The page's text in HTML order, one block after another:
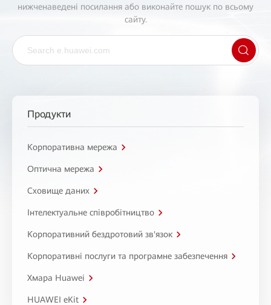
нижченаведені посилання або виконайте пошук по всьому
сайту.
Продукти
Корпоративна мережа
Оптична мережа
Сховище даних
Інтелектуальне співробітництво
Корпоративний бездротовий зв'язок
Корпоративні послуги та програмне забезпечення
Хмара Huawei
HUAWEI eKit